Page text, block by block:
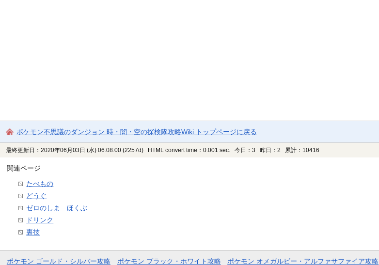
ポケモン不思議のダンジョン 時・闇・空の探検隊攻略Wiki トップページに戻る
最終更新日：2020年06月03日 (水) 06:08:00 (2257d) HTML convert time：0.001 sec. 今日：3 昨日：2 累計：10416
関連ページ
たべもの
どうぐ
ゼロのしま ほくぶ
ドリンク
裏技
ポケモン ゴールド・シルバー攻略 ポケモン ブラック・ホワイト攻略 ポケモン オメガルビー・アルファサファイア攻略